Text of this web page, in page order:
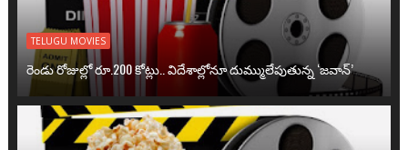
TELUGU MOVIES
రెండు రోజుల్లో రూ.200 కోట్లు.. విదేశాల్లోనూ దుమ్ములేపుతున్న ‘జవాన్’